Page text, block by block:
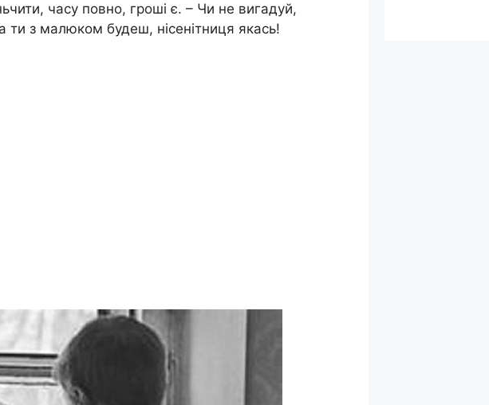
часу повно, гроші є. – Чи не вигадуй,
ти з малюком будеш, нісенітниця якась!